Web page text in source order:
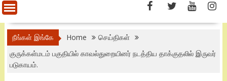
நீங்கள் இங்கே Home
செய்திகள்
குருக்கள்மடம் பகுதியில் காவல்துறையினர் நடத்திய தாக்குதலில் இருவர்
படுகாயம்.